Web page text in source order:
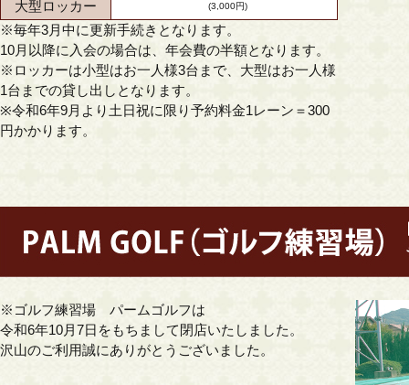
大型ロッカー
(3,000円)
※毎年3月中に更新手続きとなります。
10月以降に入会の場合は、年会費の半額となります。
※ロッカーは小型はお一人様3台まで、大型はお一人様
1台までの貸し出しとなります。
※令和6年9月より土日祝に限り予約料金1レーン＝300
円かかります。
※ゴルフ練習場 パームゴルフは
令和6年10月7日をもちまして閉店いたしました。
沢山のご利用誠にありがとうございました。